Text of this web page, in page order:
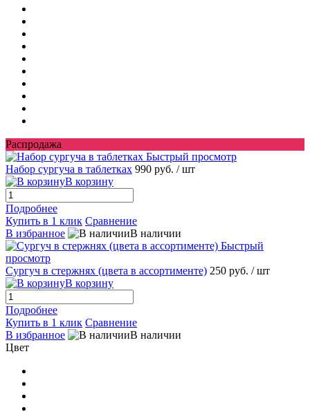
Распродажа
Быстрый просмотр
Набор сургуча в таблетках 990 руб. / шт
В корзину
Подробнее
Купить в 1 клик Сравнение
В избранное
В наличии
Быстрый
просмотр
Сургуч в стержнях (цвета в ассортименте) 250 руб. / шт
В корзину
Подробнее
Купить в 1 клик Сравнение
В избранное
В наличии
Цвет